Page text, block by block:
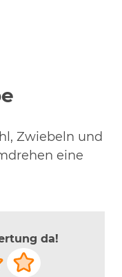
Zwiebeln und
eine
da!